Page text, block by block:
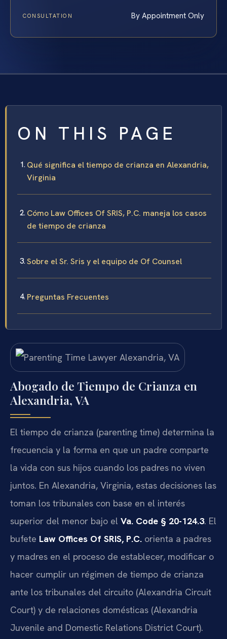
CONSULTATION By Appointment Only
ON THIS PAGE
Qué significa el tiempo de crianza en Alexandria,
Virginia
Cómo Law Offices Of SRIS, P.C. maneja los casos
de tiempo de crianza
Sobre el Sr. Sris y el equipo de Of Counsel
Preguntas Frecuentes
Abogado de Tiempo de Crianza en
Alexandria, VA
El tiempo de crianza (parenting time) determina la
frecuencia y la forma en que un padre comparte
la vida con sus hijos cuando los padres no viven
juntos. En Alexandria, Virginia, estas decisiones las
toman los tribunales con base en el interés
superior del menor bajo el Va. Code § 20-124.3. El
bufete Law Offices Of SRIS, P.C. orienta a padres
y madres en el proceso de establecer, modificar o
hacer cumplir un régimen de tiempo de crianza
ante los tribunales del circuito (Alexandria Circuit
Court) y de relaciones domésticas (Alexandria
Juvenile and Domestic Relations District Court).